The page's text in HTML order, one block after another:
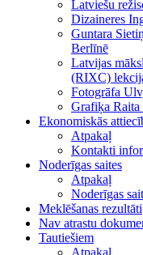
Latviešu
Dizaineres
Guntara
Berlīnē
Latvijas
(RIXC)
Fotogrāfa
Grafiķa Raita
Ekonomiskās
Atpakaļ
Kontakti
Noderīgas saites
Atpakaļ
Noderīgas
Meklēšanas rezultāti
Nav atrastu
Tautiešiem
Atpakaļ